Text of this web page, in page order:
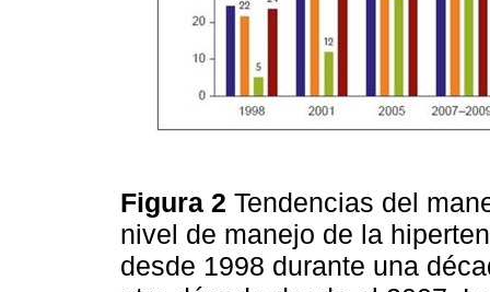
Figura 2 Tendencias del
nivel de manejo de la
desde 1998 durante una